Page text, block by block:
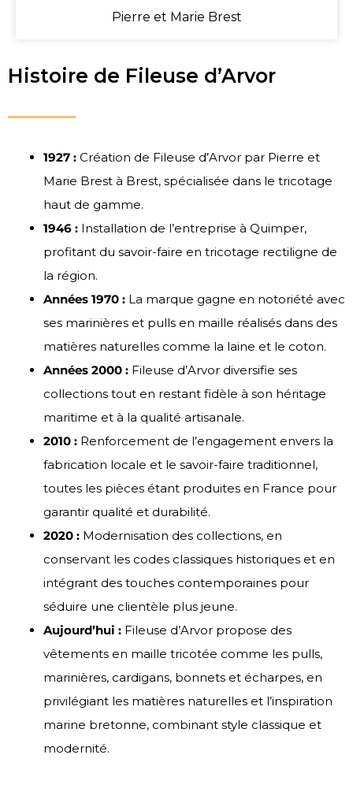
Pierre et Marie Brest
Histoire de Fileuse d’Arvor
1927 : Création de Fileuse d’Arvor par Pierre et
Marie Brest à Brest, spécialisée dans le tricotage
haut de gamme.
1946 : Installation de l’entreprise à Quimper,
profitant du savoir-faire en tricotage rectiligne de
la région.
Années 1970 : La marque gagne en notoriété avec
ses marinières et pulls en maille réalisés dans des
matières naturelles comme la laine et le coton.
Années 2000 : Fileuse d’Arvor diversifie ses
collections tout en restant fidèle à son héritage
maritime et à la qualité artisanale.
2010 : Renforcement de l’engagement envers la
fabrication locale et le savoir-faire traditionnel,
toutes les pièces étant produites en France pour
garantir qualité et durabilité.
2020 : Modernisation des collections, en
conservant les codes classiques historiques et en
intégrant des touches contemporaines pour
séduire une clientèle plus jeune.
Aujourd’hui : Fileuse d’Arvor propose des
vêtements en maille tricotée comme les pulls,
marinières, cardigans, bonnets et écharpes, en
privilégiant les matières naturelles et l’inspiration
marine bretonne, combinant style classique et
modernité.